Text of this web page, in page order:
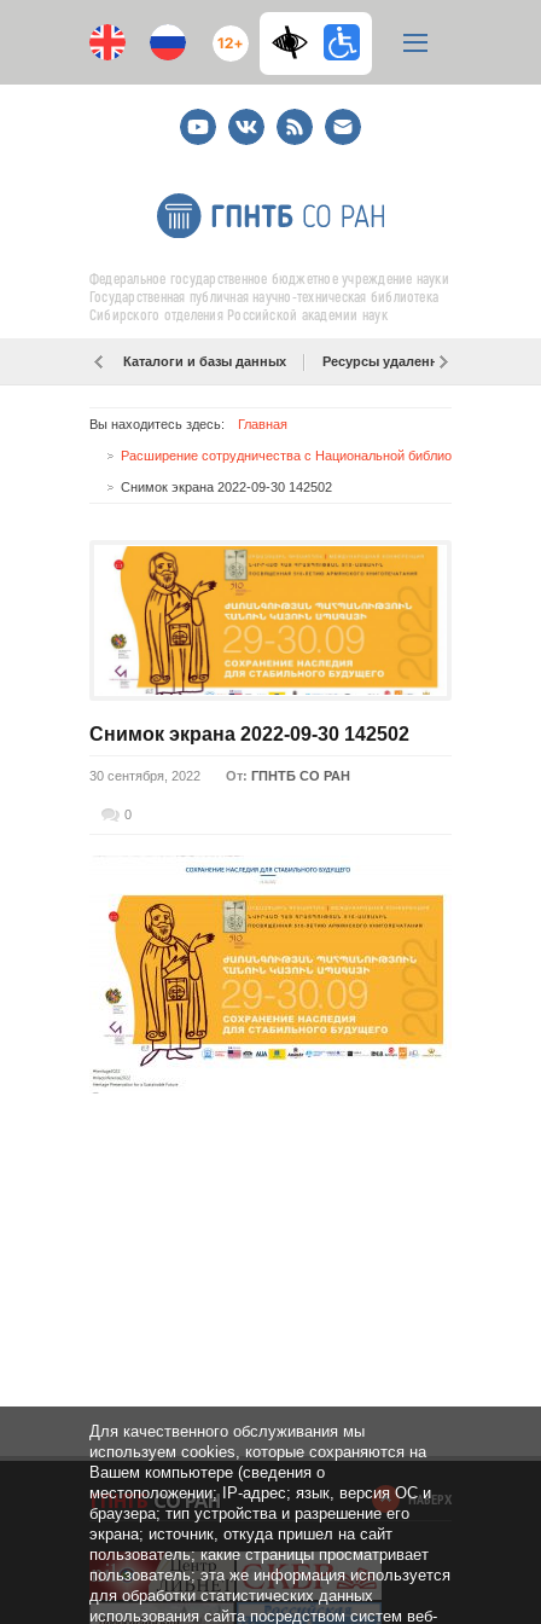
12+
YoutubeВКонтакте
RSS
E-
mail
подписка
Федеральное государственное бюджетное учреждение науки
Государственная публичная научно-техническая библиотека
Сибирского отделения Российской академии наук
Каталоги и базы данных Ресурсы удаленного доступа
Вы находитесь здесь: Главная
Снимок экрана 2022-09-30 142502
Снимок экрана 2022-09-30 142502
30 сентября, 2022 От: ГПНТБ СО РАН
0
НАВЕРХ
Для качественного обслуживания мы
используем cookies, которые сохраняются на
Вашем компьютере (сведения о
местоположении; IP-адрес; язык, версия ОС и
браузера; тип устройства и разрешение его
экрана; источник, откуда пришел на сайт
пользователь; какие страницы просматривает
пользователь; эта же информация используется
для обработки статистических данных
использования сайта посредством систем веб-